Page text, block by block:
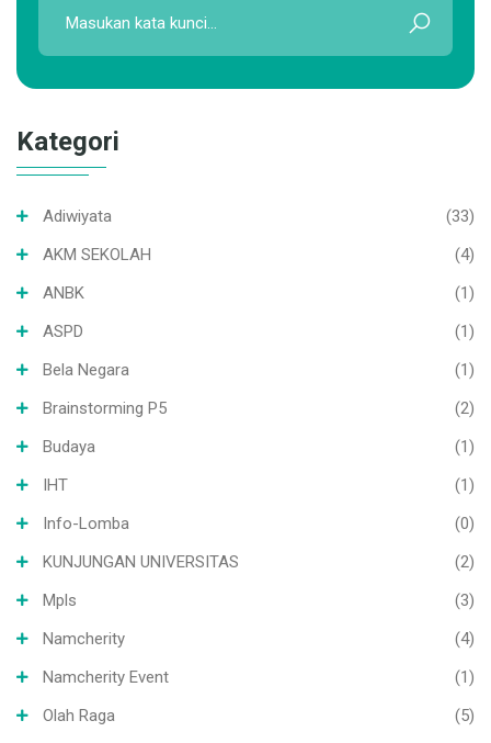
Kategori
Adiwiyata
(33)
AKM SEKOLAH
(4)
ANBK
(1)
ASPD
(1)
Bela Negara
(1)
Brainstorming P5
(2)
Budaya
(1)
IHT
(1)
Info-Lomba
(0)
KUNJUNGAN UNIVERSITAS
(2)
Mpls
(3)
Namcherity
(4)
Namcherity Event
(1)
Olah Raga
(5)